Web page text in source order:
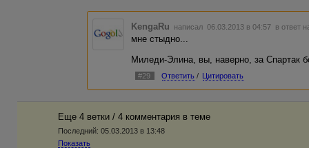
KengaRu написал 06.03.2013 в 04:57 в ответ
мне стыдно...
Миледи-Элина, вы, наверно, за Спартак
#29 Ответить / Цитировать
Еще 4 ветки / 4 комментария в темe
Последний: 05.03.2013 в 13:48
Показать